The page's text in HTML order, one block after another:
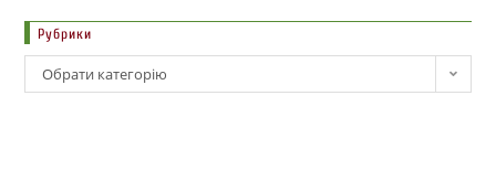
Рубрики
Обрати категорію